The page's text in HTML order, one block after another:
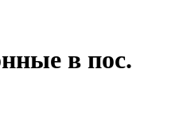
в пос.